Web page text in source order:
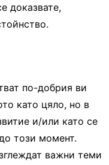
доказвате,
по-добрия ви
като цяло, но в
и/или като се
този момент.
важни теми